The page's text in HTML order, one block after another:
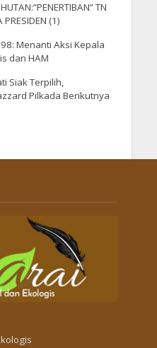
TN
PRESIDEN (1)
Menanti Aksi Kepala
dan HAM
Siak Terpilih,
Pilkada Berikutnya